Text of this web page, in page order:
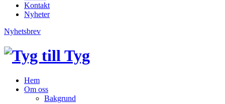
Kontakt
Nyheter
Nyhetsbrev
Hem
Om oss
Bakgrund